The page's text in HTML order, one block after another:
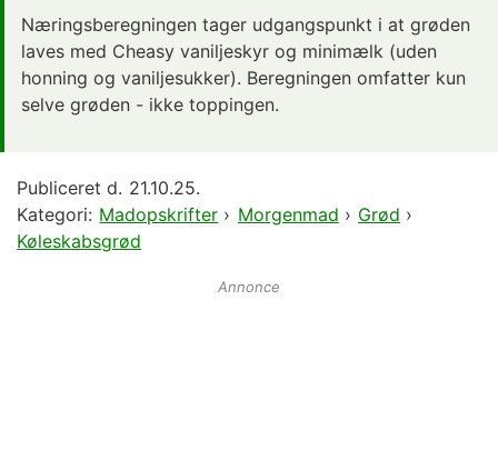
Næringsberegningen tager udgangspunkt i at grøden
laves med Cheasy vaniljeskyr og minimælk (uden
honning og vaniljesukker). Beregningen omfatter kun
selve grøden - ikke toppingen.
Publiceret d. 21.10.25.
Kategori: Madopskrifter › Morgenmad › Grød ›
Køleskabsgrød
Annonce